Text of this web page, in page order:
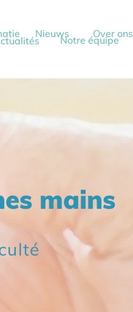
Nieuws Over ons
Notre équipe
mains